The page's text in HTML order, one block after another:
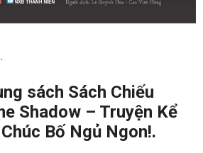
sách Sách Chiếu
Shadow – Truyện Kể
Bố Ngủ Ngon!.